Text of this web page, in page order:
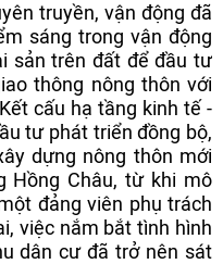
truyền, vận động đã
sáng trong vận động
sản trên đất để đầu tư
thông nông thôn với
cấu hạ tầng kinh tế -
tư phát triển đồng bộ,
dựng nông thôn mới
Hồng Châu, từ khi mô
đảng viên phụ trách
việc nắm bắt tình hình
dân cư đã trở nên sát